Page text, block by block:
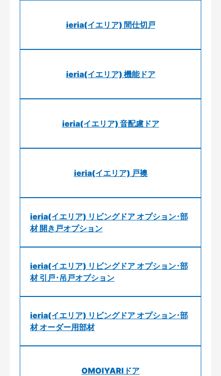
ieria(イエリア) 間仕切戸
ieria(イエリア) 機能ドア
ieria(イエリア) 音配慮ドア
ieria(イエリア) 戸襖
ieria(イエリア) リビングドア オプション･部
材 開き戸オプション
ieria(イエリア) リビングドア オプション･部
材 引戸･吊戸オプション
ieria(イエリア) リビングドア オプション･部
材 オーダー用部材
OMOIYARIドア